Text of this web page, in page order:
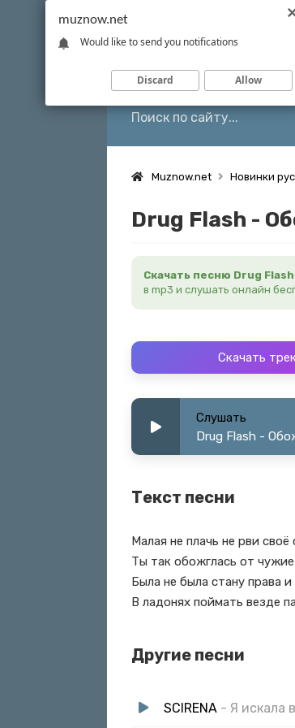
Muznow.net Новинки
Drug Flash -
Скачать песню Drug
в mp3 и слушать онлайн
Скачать
Слушать
Drug Flash -
Текст песни
Малая не плачь не рви своё
Ты так обожглась от
Была не была стану права и
В ладонях поймать везде
Другие песни
SCIRENA - Я искала
muznow.net
Would like to send you notifications
Discard Allow